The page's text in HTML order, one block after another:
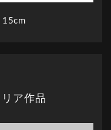
15cm
ア作品